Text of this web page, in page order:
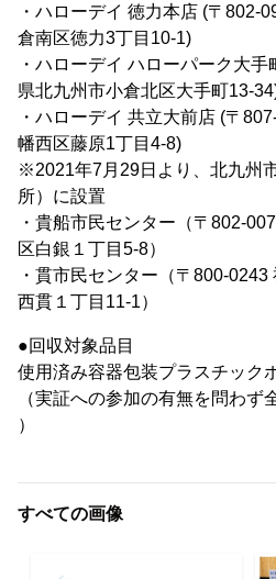
・ハローデイ 徳力本店 (〒
倉南区徳力3丁目10-1)
・ハローデイ ハローパーク大
県北九州市小倉北区大手町13-
・ハローデイ 共立大前店 (〒
幡西区藤原1丁目4-8)
※2021年7月29日より、北九州
所）に設置
・貴船市民センター（〒802-
区白銀１丁目5-8）
・貫市民センター（〒800-
西貫１丁目11-1）
●回収対象品目
使用済み容器包装プラスチック
（実証への参加の有無を問わず
）
すべての画像